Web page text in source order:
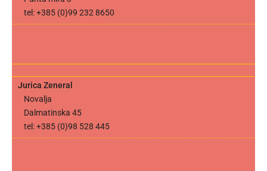
tel: +385 (0)99 232 8650
Jurica Zeneral
Novalja
Dalmatinska 45
tel: +385 (0)98 528 445